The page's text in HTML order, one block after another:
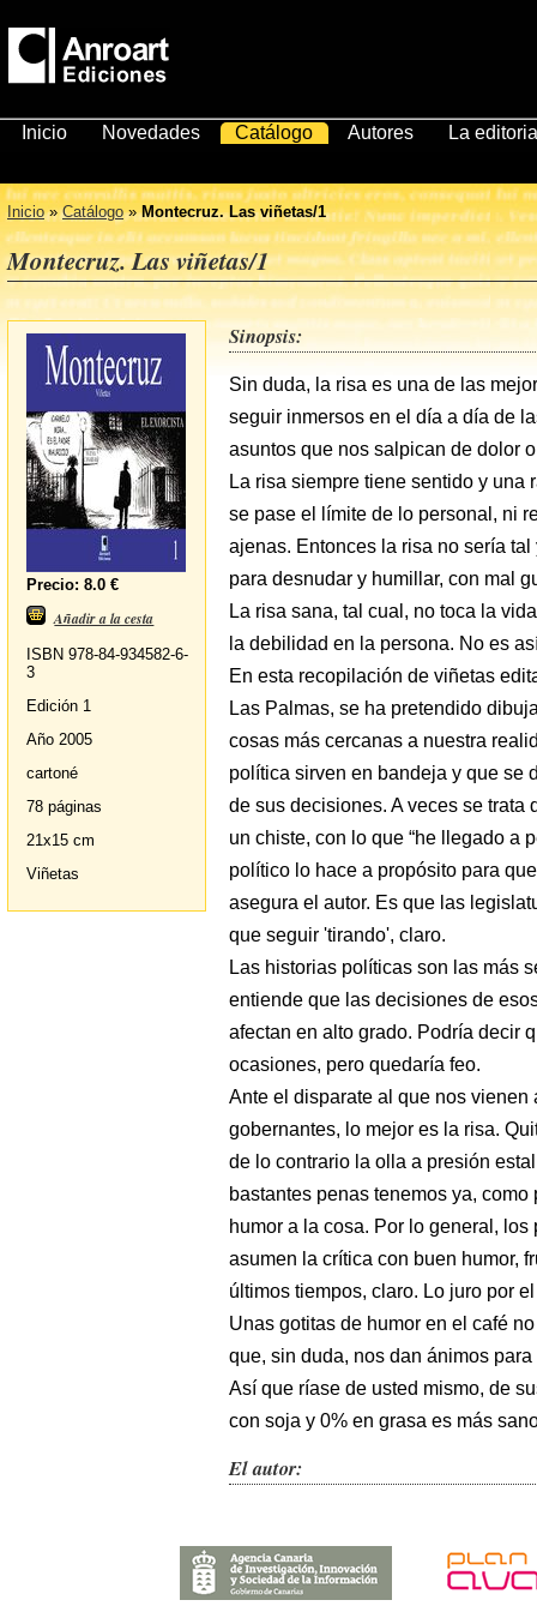
Inicio Novedades Catálogo Autores La
Inicio»Catálogo»Montecruz. Las viñetas/1
Montecruz. Las viñetas/1
Precio: 8.0 €
Añadir a la cesta
ISBN 978-84-934582-6-
3
Edición 1
Año 2005
cartoné
78 páginas
21x15 cm
Viñetas
Sinopsis:
Sin duda, la risa es una de las
seguir inmersos en el día a día de
asuntos que nos salpican de dolor
La risa siempre tiene sentido y una
se pase el límite de lo personal, ni
ajenas. Entonces la risa no sería
para desnudar y humillar, con mal
La risa sana, tal cual, no toca la
la debilidad en la persona. No es
En esta recopilación de viñetas
Las Palmas, se ha pretendido
cosas más cercanas a nuestra
política sirven en bandeja y que se
de sus decisiones. A veces se trata
un chiste, con lo que “he llegado a
político lo hace a propósito para
asegura el autor. Es que las
que seguir 'tirando', claro.
Las historias políticas son las más
entiende que las decisiones de
afectan en alto grado. Podría decir
ocasiones, pero quedaría feo.
Ante el disparate al que nos vienen
gobernantes, lo mejor es la risa.
de lo contrario la olla a presión
bastantes penas tenemos ya,
humor a la cosa. Por lo general,
asumen la crítica con buen humor,
últimos tiempos, claro. Lo juro por
Unas gotitas de humor en el café
que, sin duda, nos dan ánimos
Así que ríase de usted mismo, de
con soja y 0% en grasa es más
El autor: